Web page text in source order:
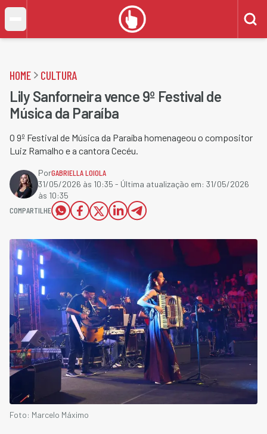
HOME CULTURA
Lily Sanforneira vence 9º Festival de
Música da Paraíba
O 9º Festival de Música da Paraíba homenageou o compositor
Luiz Ramalho e a cantora Cecéu.
PorGABRIELLA LOIOLA
31/05/2026 às 10:35 - Última atualização em: 31/05/2026
às 10:35
COMPARTILHE
Foto: Marcelo Máximo